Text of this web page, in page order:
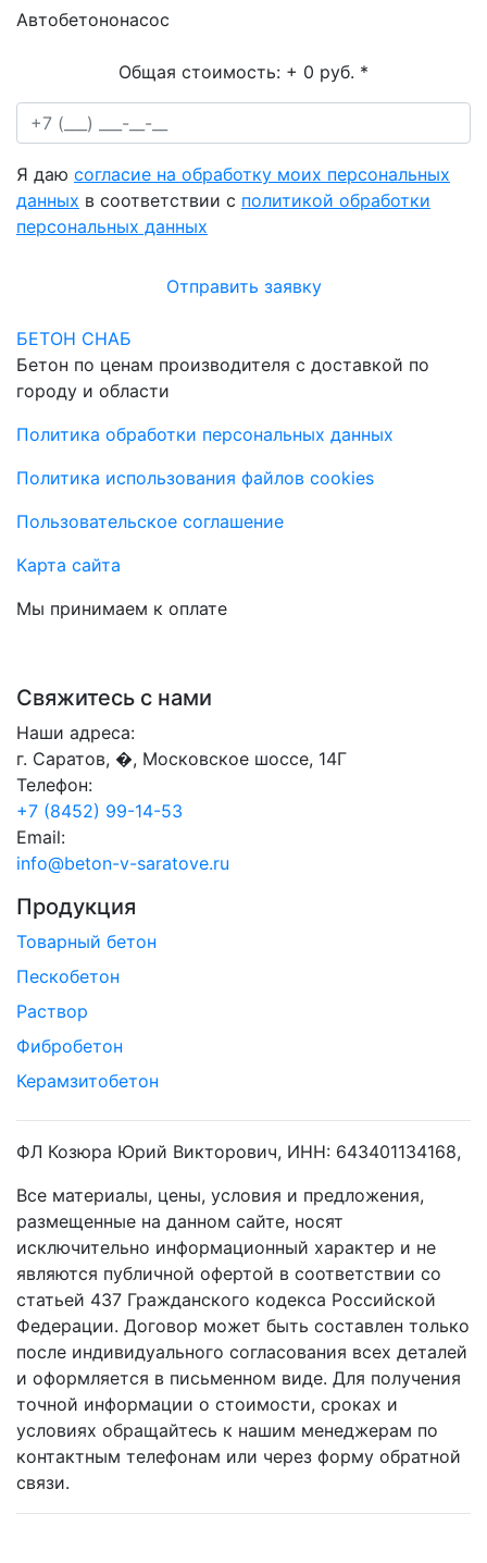
Автобетононасос
Общая стоимость: + 0 руб. *
Я даю согласие на обработку моих персональных
данных в соответствии с политикой обработки
персональных данных
Отправить заявку
БЕТОН СНАБ
Бетон по ценам производителя с доставкой по
городу и области
Политика обработки персональных данных
Политика использования файлов cookies
Пользовательское соглашение
Карта сайта
Мы принимаем к оплате
Свяжитесь с нами
Наши адреса:
г. Саратов, �, Московское шоссе, 14Г
Телефон:
+7 (8452) 99-14-53
Email:
info@beton-v-saratove.ru
Продукция
Товарный бетон
Пескобетон
Раствор
Фибробетон
Керамзитобетон
ФЛ Козюра Юрий Викторович, ИНН: 643401134168,
Все материалы, цены, условия и предложения,
размещенные на данном сайте, носят
исключительно информационный характер и не
являются публичной офертой в соответствии со
статьей 437 Гражданского кодекса Российской
Федерации. Договор может быть составлен только
после индивидуального согласования всех деталей
и оформляется в письменном виде. Для получения
точной информации о стоимости, сроках и
условиях обращайтесь к нашим менеджерам по
контактным телефонам или через форму обратной
связи.